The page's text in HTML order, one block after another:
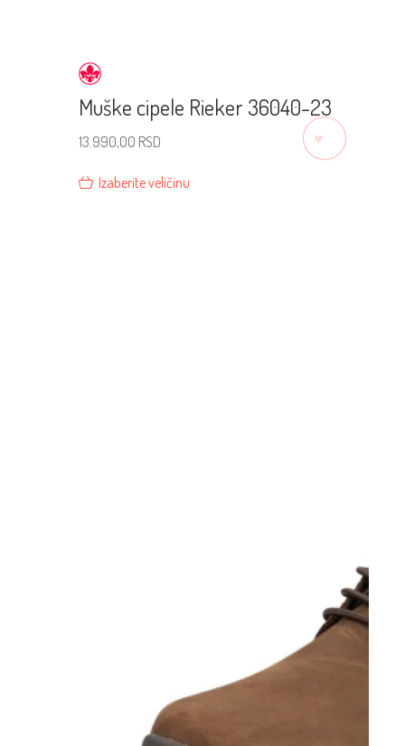
Muške cipele Rieker 36040-23
13.990,00 RSD
Izaberite veličinu